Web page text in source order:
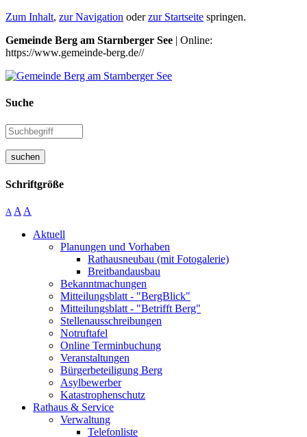
Zum Inhalt, zur Navigation oderzur Startseite springen.
Gemeinde Berg am Starnberger See | Online:
https://www.gemeinde-berg.de//
Suche
suchen
Schriftgröße
A A A
Aktuell
Planungen und Vorhaben
Rathausneubau (mit Fotogalerie)
Breitbandausbau
Bekanntmachungen
Mitteilungsblatt - "BergBlick"
Mitteilungsblatt - "Betrifft Berg"
Stellenausschreibungen
Notruftafel
Online Terminbuchung
Veranstaltungen
Bürgerbeteiligung Berg
Asylbewerber
Katastrophenschutz
Rathaus & Service
Verwaltung
Telefonliste